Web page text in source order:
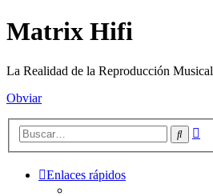
Matrix Hifi
La Realidad de la Reproducción Musical
Obviar
Buscar
Enlaces rápidos